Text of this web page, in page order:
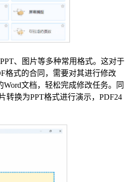
、图片等多种常用格式。这对于
格式的合同，需要对其进行修改
Word文档，轻松完成修改任务。同
转换为PPT格式进行演示，PDF24